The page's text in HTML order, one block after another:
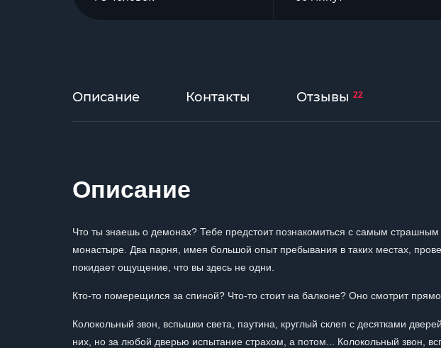
Описание Контакты Отзывы 22
Описание
Что ты знаешь о демонах? Тебе предстоит познакомиться с самым
монастыре. Два парня, имея большой опыт пребывания в таких местах,
покидает ощущение, что вы здесь не одни.
Кто-то померещился за спиной? Что-то стоит на балконе? Оно смотрит
Колокольный звон, вспышки света, паутина, круглый склеп с десятками
них, но за любой дверью испытание страхом, а потом... Колокольный звон,